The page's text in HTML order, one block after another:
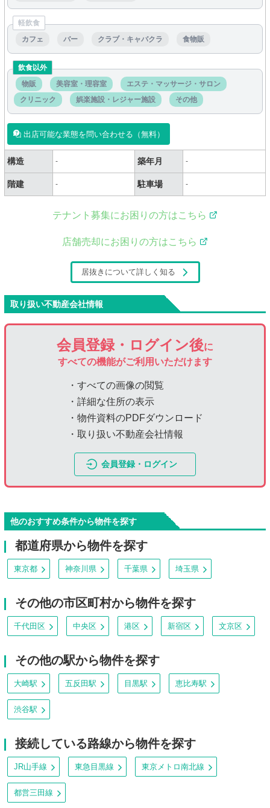
軽飲食
カフェ
バー クラブ・キャバクラ 食物販
飲食以外
物販
美容室・理容室
エステ・マッサージ・サロン
クリニック
娯楽施設・レジャー施設 その他
出店可能な業態を問い合わせる（無料）
構造 - 築年月 -
階建 - 駐車場 -
テナント募集にお困りの方はこちら
店舗売却にお困りの方はこちら
居抜きについて詳しく知る
取り扱い不動産会社情報
会員登録・ログイン後に
すべての機能がご利用いただけます
・すべての画像の閲覧
・詳細な住所の表示
・物件資料のPDFダウンロード
・取り扱い不動産会社情報
会員登録・ログイン
他のおすすめ条件から物件を探す
都道府県から物件を探す
東京都 神奈川県 千葉県 埼玉県
その他の市区町村から物件を探す
千代田区 中央区 港区 新宿区 文京区
その他の駅から物件を探す
大崎駅 五反田駅 目黒駅 恵比寿駅
渋谷駅
接続している路線から物件を探す
JR山手線 東急目黒線 東京メトロ南北線
都営三田線